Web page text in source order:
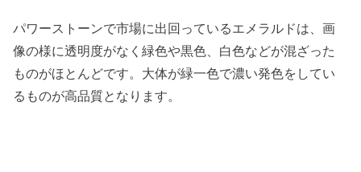
パワーストーンで市場に出回っているエメラルドは、画
像の様に透明度がなく緑色や黒色、白色などが混ざった
ものがほとんどです。大体が緑一色で濃い発色をしてい
るものが高品質となります。